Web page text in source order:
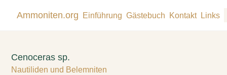
Ammoniten.org Einführung Gästebuch Kontakt Links
Cenoceras sp.
Nautiliden und Belemniten